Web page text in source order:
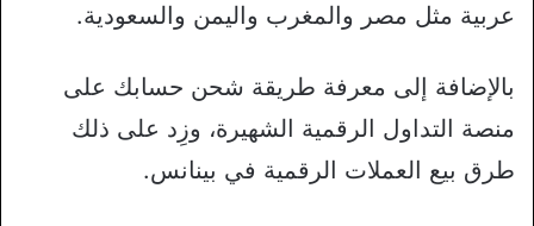
عربية مثل مصر والمغرب واليمن والسعودية.
بالإضافة إلى معرفة طريقة شحن حسابك على
منصة التداول الرقمية الشهيرة، وزِد على ذلك
طرق بيع العملات الرقمية في بينانس.